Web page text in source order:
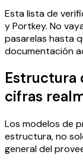
Esta lista de
y Portkey. No
pasarelas hasta
documentación
Estructura
cifras
Los modelos de
estructura, no
general del